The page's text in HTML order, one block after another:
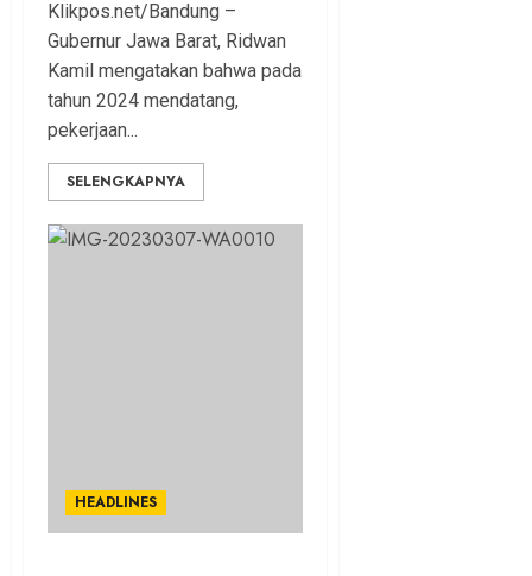
Klikpos.net/Bandung –
Gubernur Jawa Barat, Ridwan
Kamil mengatakan bahwa pada
tahun 2024 mendatang,
pekerjaan...
SELENGKAPNYA
HEADLINES